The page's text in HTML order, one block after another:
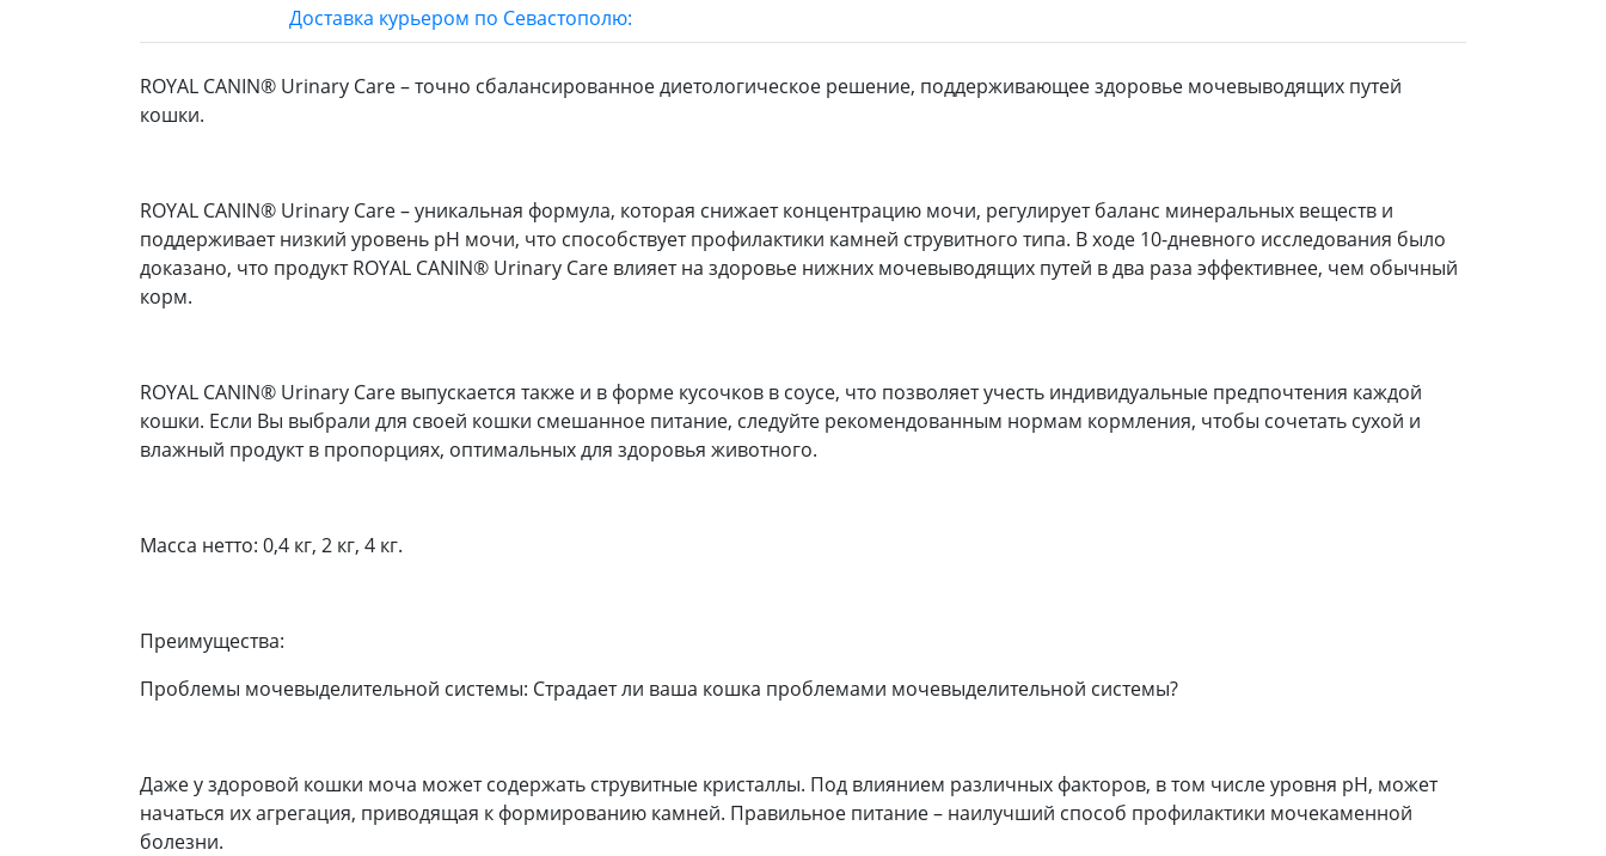
Доставка курьером по Севастополю:
ROYAL CANIN®️ Urinary Care – точно сбалансированное диетологическое решение, поддерживающее здоровье мочевыводящих путей
кошки.
ROYAL CANIN®️ Urinary Care – уникальная формула, которая снижает концентрацию мочи, регулирует баланс минеральных веществ и
поддерживает низкий уровень pH мочи, что способствует профилактики камней струвитного типа. В ходе 10-дневного исследования было
доказано, что продукт ROYAL CANIN®️ Urinary Care влияет на здоровье нижних мочевыводящих путей в два раза эффективнее, чем обычный
корм.
ROYAL CANIN®️ Urinary Care выпускается также и в форме кусочков в соусе, что позволяет учесть индивидуальные предпочтения каждой
кошки. Если Вы выбрали для своей кошки смешанное питание, следуйте рекомендованным нормам кормления, чтобы сочетать сухой и
влажный продукт в пропорциях, оптимальных для здоровья животного.
Масса нетто: 0,4 кг, 2 кг, 4 кг.
Преимущества:
Проблемы мочевыделительной системы: Страдает ли ваша кошка проблемами мочевыделительной системы?
Даже у здоровой кошки моча может содержать струвитные кристаллы. Под влиянием различных факторов, в том числе уровня pH, может
начаться их агрегация, приводящая к формированию камней. Правильное питание – наилучший способ профилактики мочекаменной
болезни.